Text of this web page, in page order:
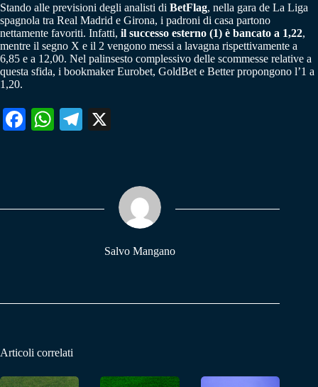
Stando alle previsioni degli analisti di BetFlag, nella gara de La Liga
spagnola tra Real Madrid e Girona, i padroni di casa partono
nettamente favoriti. Infatti, il successo esterno (1) è bancato a 1,22,
mentre il segno X e il 2 vengono messi a lavagna rispettivamente a
6,85 e a 12,00. Nel palinsesto complessivo delle scommesse relative a
questa sfida, i bookmaker Eurobet, GoldBet e Better propongono l’1 a
1,20.
Fa W
pp
Te
m
Salvo Mangano
Articoli correlati